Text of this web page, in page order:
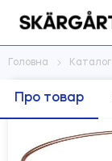
Головна Каталог
Про товар